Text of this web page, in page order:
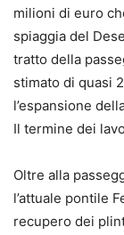
milioni di euro
spiaggia del
tratto della
stimato di quasi
l’espansione
Il termine dei
Oltre alla
l’attuale pontile
recupero dei